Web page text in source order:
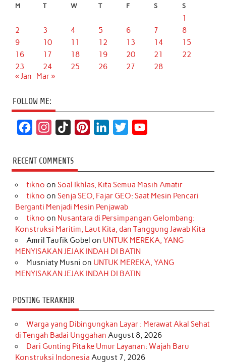
M T W T F S S
1
2
3 4 5 6 7
8
9
10 11 12 13 14
15
16
17 18 19 20 21
22
23
24 25 26 27
28
« Jan
Mar »
FOLLOW ME:
c
e
b
o
k
s
t
a
r
a
m
k
T
o
k
t
e
r
e
s
t
k
e
d
I
n
t
t
r
T
u
e
RECENT COMMENTS
tikno on Soal Ikhlas, Kita Semua Masih Amatir
tikno on Senja SEO, Fajar GEO: Saat Mesin Pencari
Berganti Menjadi Mesin Penjawab
tikno on Nusantara di Persimpangan Gelombang:
Konstruksi Maritim, Laut Kita, dan Tanggung Jawab Kita
Amril Taufik Gobel on UNTUK MEREKA, YANG
MENYISAKAN JEJAK INDAH DI BATIN
Musniaty Musni on UNTUK MEREKA, YANG
MENYISAKAN JEJAK INDAH DI BATIN
POSTING TERAKHIR
Warga yang Dibingungkan Layar : Merawat Akal Sehat
di Tengah Badai Unggahan August 8, 2026
Dari Gunting Pita ke Umur Layanan: Wajah Baru
Konstruksi Indonesia August 7, 2026